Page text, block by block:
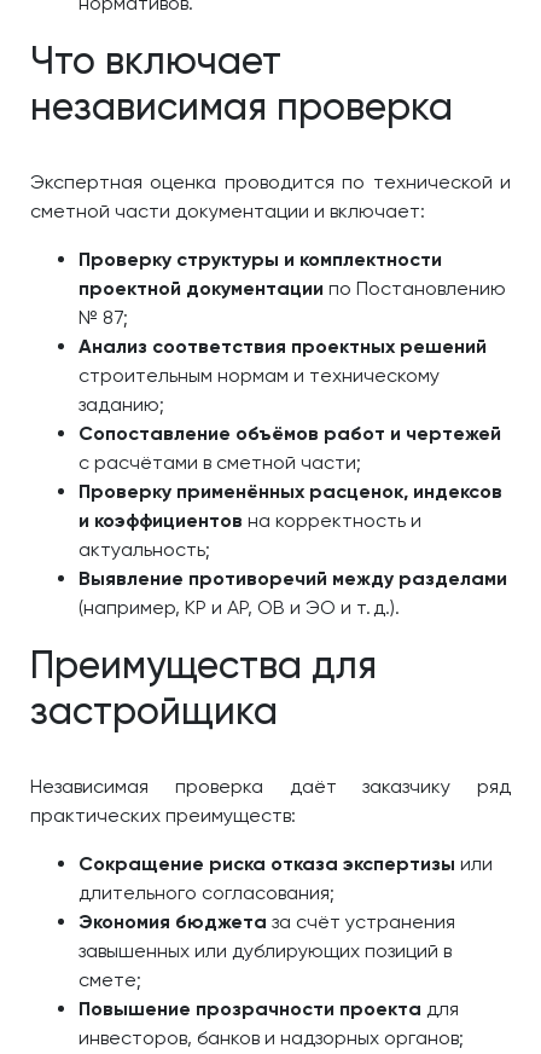
Что включает
независимая проверка
Экспертная оценка проводится по технической и
сметной части документации и включает:
Проверку структуры и комплектности
проектной документации по Постановлению
№ 87;
Анализ соответствия проектных решений
строительным нормам и техническому
заданию;
Сопоставление объёмов работ и чертежей
с расчётами в сметной части;
Проверку применённых расценок, индексов
и коэффициентов на корректность и
актуальность;
Выявление противоречий между разделами
(например, КР и АР, ОВ и ЭО и т. д.).
Преимущества для
застройщика
Независимая проверка даёт заказчику ряд
практических преимуществ:
Сокращение риска отказа экспертизы или
длительного согласования;
Экономия бюджета за счёт устранения
завышенных или дублирующих позиций в
смете;
Повышение прозрачности проекта для
инвесторов, банков и надзорных органов;